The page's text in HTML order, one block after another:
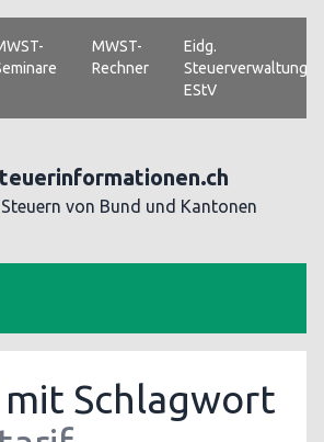
MWST-
Rechner
Eidg.
Steuerverwaltung
EStV
von Bund und Kantonen
Schlagwort